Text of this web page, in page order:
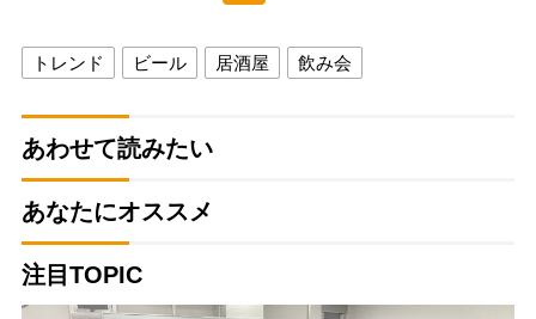
トレンド ビール 居酒屋 飲み会
あわせて読みたい
あなたにオススメ
注目TOPIC